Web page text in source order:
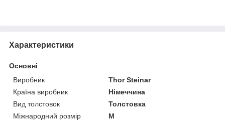
Характеристики
Основні
Виробник
Thor Steinar
Країна виробник
Німеччина
Вид толстовок
Толстовка
Міжнародний розмір
M